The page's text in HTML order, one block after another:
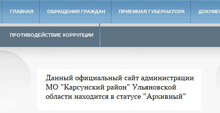
ГЛАВНАЯ ОБРАЩЕНИЯ ГРАЖДАН ПРИЕМНАЯ ГУБЕРНАТОРА
ПРОТИВОДЕЙСТВИЕ КОРРУПЦИИ